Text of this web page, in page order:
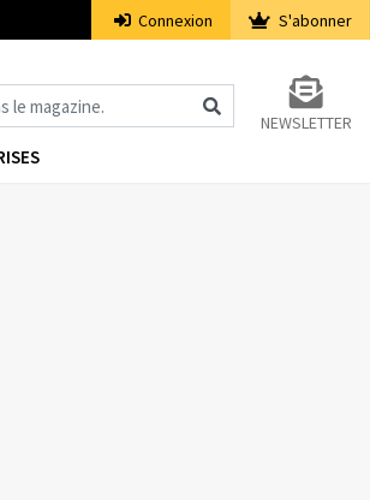
Connexion S'abonner
NEWSLETTER